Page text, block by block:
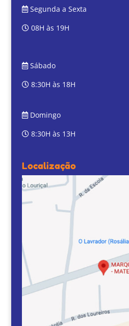
Segunda a Sexta
08H às 19H
Sábado
8:30H às 18H
Domingo
8:30H às 13H
Localização